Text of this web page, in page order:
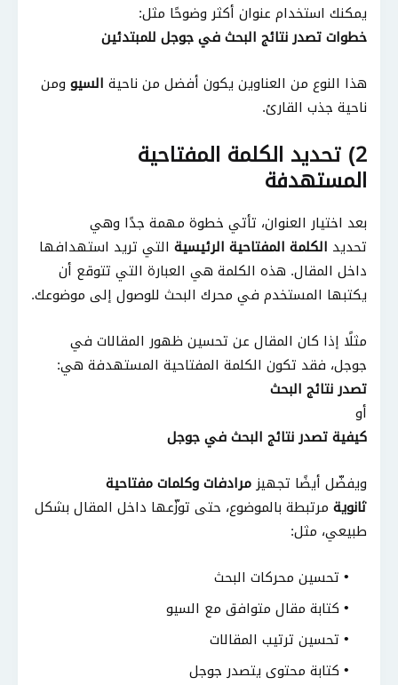
يمكنك استخدام عنوان أكثر وضوحًا مثل:
خطوات تصدر نتائج البحث في جوجل للمبتدئين
هذا النوع من العناوين يكون أفضل من ناحية السيو ومن
ناحية جذب القارئ.
2) تحديد الكلمة المفتاحية
المستهدفة
بعد اختيار العنوان، تأتي خطوة مهمة جدًا وهي
تحديد الكلمة المفتاحية الرئيسية التي تريد استهدافها
داخل المقال. هذه الكلمة هي العبارة التي تتوقع أن
يكتبها المستخدم في محرك البحث للوصول إلى موضوعك.
مثلًا إذا كان المقال عن تحسين ظهور المقالات في
جوجل، فقد تكون الكلمة المفتاحية المستهدفة هي:
تصدر نتائج البحث
أو
كيفية تصدر نتائج البحث في جوجل
ويفضّل أيضًا تجهيزمرادفات وكلمات مفتاحية
ثانوية مرتبطة بالموضوع، حتى توزّعها داخل المقال بشكل
طبيعي، مثل:
تحسين محركات البحث
كتابة مقال متوافق مع السيو
تحسين ترتيب المقالات
كتابة محتوى يتصدر جوجل